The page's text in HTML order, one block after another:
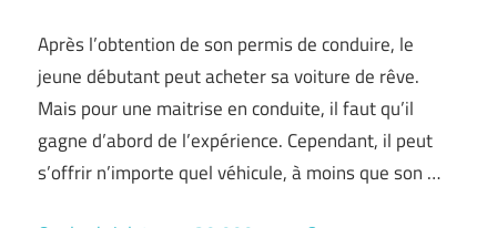
Après l’obtention de son permis de conduire, le
jeune débutant peut acheter sa voiture de rêve.
Mais pour une maitrise en conduite, il faut qu’il
gagne d’abord de l’expérience. Cependant, il peut
s’offrir n’importe quel véhicule, à moins que son …